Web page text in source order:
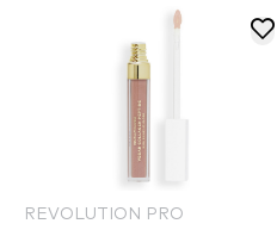
REVOLUTION PRO